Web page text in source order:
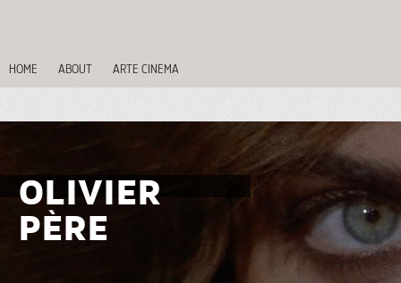
HOME ABOUT ARTE CINEMA
OLIVIER
PÈRE